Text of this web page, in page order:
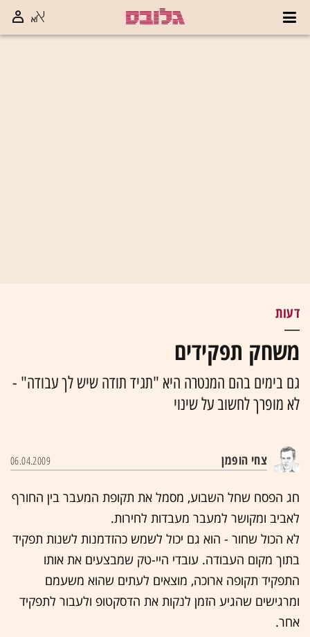
דעות
משחק תפקידים
גם בימים בהם המנטרה היא "תגיד תודה שיש לך עבודה" -
לא מופרך לחשוב על שינוי
צחי הופמן 06.04.2009
חג הפסח שחל השבוע, מסמל את תקופת המעבר בין החורף
לאביב ומקושר למעבר מעבדות לחירות.
לא הכול שחור - הוא גם יכול לשמש כהזדמנות לשנות תפקיד
בתוך מקום העבודה. עובדי היי-טק שמבצעים את אותו
התפקיד תקופה ארוכה, מוצאים לעתים שהוא משעמם
ומרגישים שהגיע הזמן לנקות את הדסקטופ ולעבור לתפקיד
אחר.